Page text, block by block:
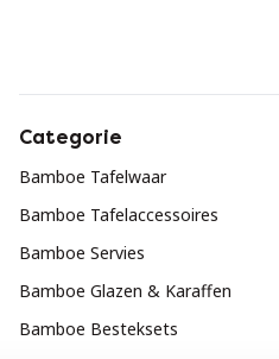
Categorie
Bamboe Tafelwaar
Bamboe Tafelaccessoires
Bamboe Servies
Bamboe Glazen & Karaffen
Bamboe Besteksets